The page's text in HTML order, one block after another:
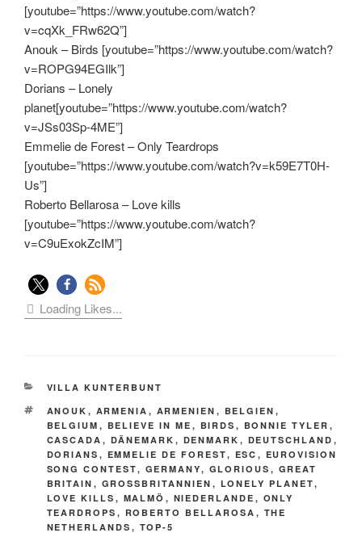
[youtube=”https://www.youtube.com/watch?
v=cqXk_FRw62Q”]
Anouk – Birds [youtube=”https://www.youtube.com/watch?
v=ROPG94EGIlk”]
Dorians – Lonely
planet[youtube=”https://www.youtube.com/watch?
v=JSs03Sp-4ME”]
Emmelie de Forest – Only Teardrops
[youtube=”https://www.youtube.com/watch?v=k59E7T0H-
Us”]
Roberto Bellarosa – Love kills
[youtube=”https://www.youtube.com/watch?
v=C9uExokZcIM”]
Loading Likes...
KATEGORIEN
VILLA KUNTERBUNT
SCHLAGWÖRTER
ANOUK , ARMENIA , ARMENIEN , BELGIEN ,
BELGIUM , BELIEVE IN ME , BIRDS , BONNIE TYLER ,
CASCADA , DÄNEMARK , DENMARK , DEUTSCHLAND ,
DORIANS , EMMELIE DE FOREST, ESC , EUROVISION
SONG CONTEST, GERMANY, GLORIOUS , GREAT
BRITAIN , GROSSBRITANNIEN , LONELY PLANET,
LOVE KILLS , MALMÖ , NIEDERLANDE , ONLY
TEARDROPS , ROBERTO BELLAROSA , THE
NETHERLANDS , TOP-5